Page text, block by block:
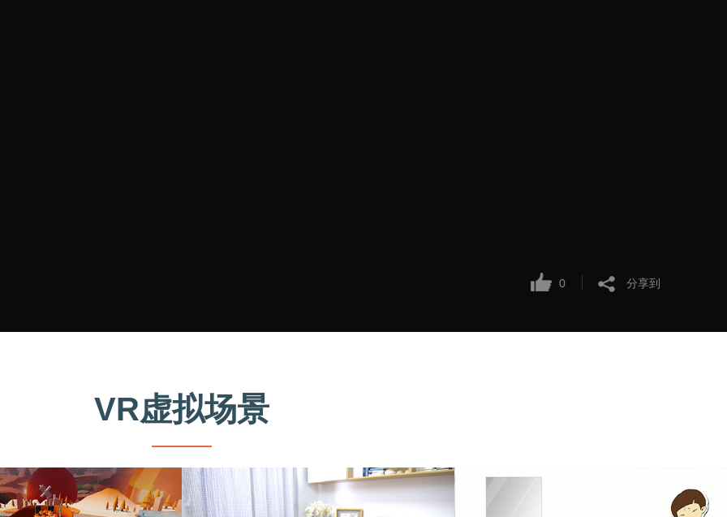
分享到
0
VR虚拟场景